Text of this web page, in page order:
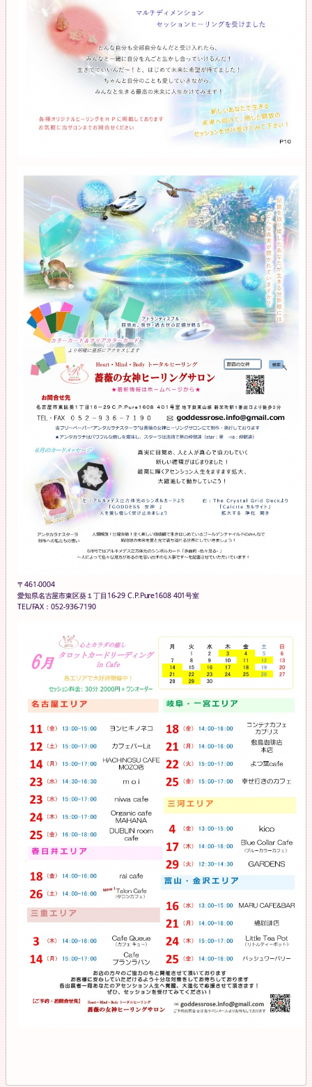
〒461-0004
愛知県名古屋市東区葵１丁目16-29 C.P.Pure1608 401号室
TEL/FAX：052-936-7190